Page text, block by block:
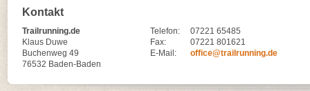
Kontakt
Trailrunning.de
Klaus Duwe
Buchenweg 49
76532 Baden-Baden
Telefon:
07221 65485
Fax:
07221 801621
E-Mail:
office@trailrunning.de